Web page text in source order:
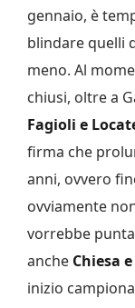
gennaio, è
blindare quelli
meno. Al
chiusi, oltre a
Fagioli e
firma che
anni, ovvero
ovviamente
vorrebbe
anche Chiesa
inizio